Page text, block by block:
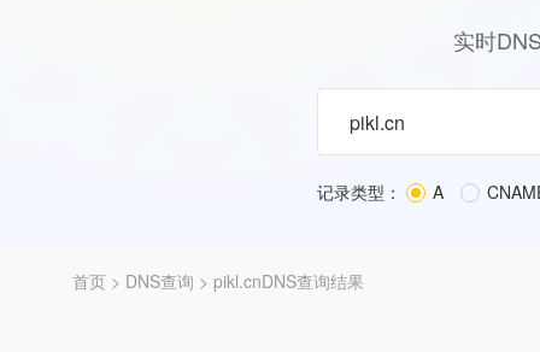
实时
记录类型： A
首页 > DNS查询 > pikl.cnDNS查询结果